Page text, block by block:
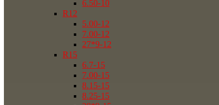
6.50-10
R12
5.00-12
7.00-12
27*9-12
R15
6.7-15
7.00-15
8.15-15
8.25-15